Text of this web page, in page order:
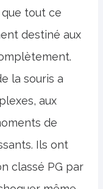
tout ce
destiné aux
la souris a
aux
de
Ils ont
classé PG par